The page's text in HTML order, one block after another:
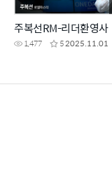
주복선RM-리더환영사
1,477 52025.11.01